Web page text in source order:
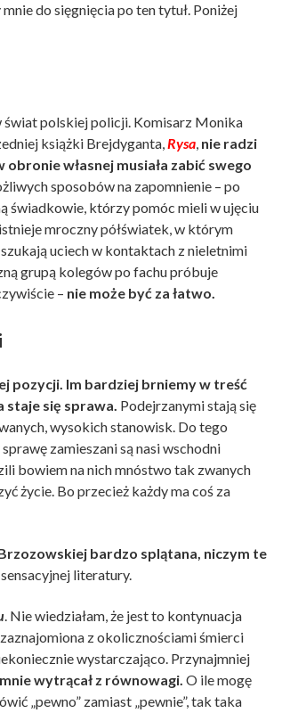
do sięgnięcia po ten tytuł. Poniżej
świat polskiej policji. Komisarz Monika
książki Brejdyganta,Rysa, nie radzi
własnej musiała zabić swego
sposobów na zapomnienie – po
świadkowie, którzy pomóc mieli w ujęciu
mroczny półświatek, w którym
uciech w kontaktach z nieletnimi
grupą kolegów po fachu próbuje
– nie może być za łatwo.
pozycji. Im bardziej brniemy w treść
staje się sprawa. Podejrzanymi stają się
wysokich stanowisk. Do tego
zamieszani są nasi wschodni
bowiem na nich mnóstwo tak zwanych
życie. Bo przecież każdy ma coś za
bardzo splątana, niczym te
literatury.
. Nie wiedziałam, że jest to kontynuacja
z okolicznościami śmierci
wystarczająco. Przynajmniej
wytrącał z równowagi. O ile mogę
„pewno” zamiast „pewnie”, tak taka